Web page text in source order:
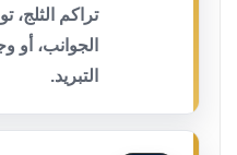
تراكم الثلج،
الجوانب، أو
التبريد.